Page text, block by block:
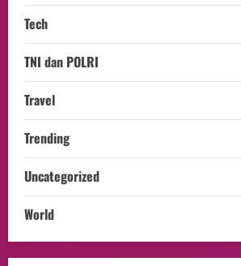
Tech
TNI dan POLRI
Travel
Trending
Uncategorized
World